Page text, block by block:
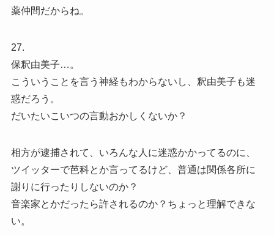
薬仲間だからね。
27.
保釈由美子…。
こういうことを言う神経もわからないし、釈由美子も迷
惑だろう。
だいたいこいつの言動おかしくないか？
相方が逮捕されて、いろんな人に迷惑かかってるのに、
ツイッターで芭科とか言ってるけど、普通は関係各所に
謝りに行ったりしないのか？
音楽家とかだったら許されるのか？ちょっと理解できな
い。